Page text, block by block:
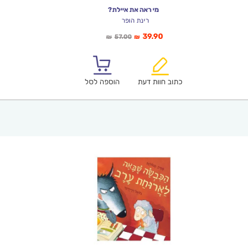
מי ראה את איילת?
רינת הופר
₪ 57.00המחיר
₪57.00.
₪ 39.90
הוא:
כתוב חוות דעת
הוספה לסל